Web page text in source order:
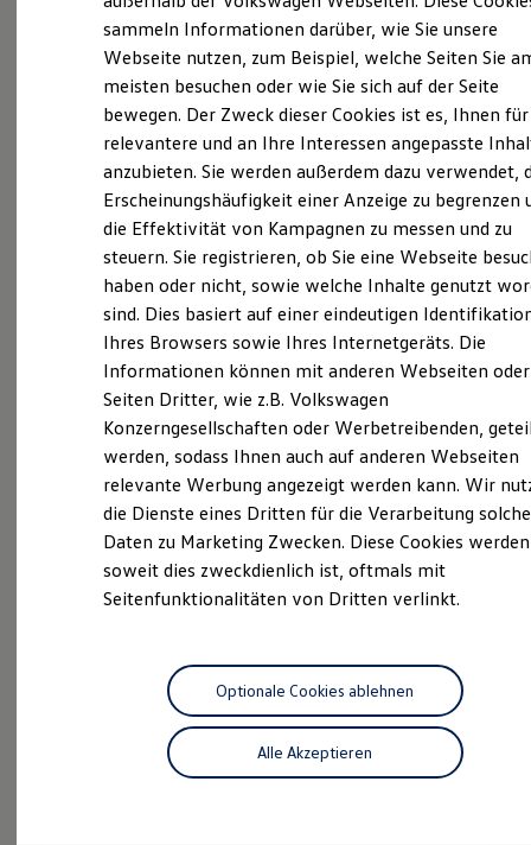
Economy Service
Räder & Reifen Service
Ersatzfahrzeuge
Notdienst und Pannenhilfe
Software, Konnektivität & Apps
California App
VW Connect für Ihren ID. Buzz
VW Connect für Ihren Transporter/Caravelle
VW Connect für Ihren Amarok
VW Connect für andere Modelle
Connect Pro
Fleet Interface Data
Multistop Pathfinder
Übersicht Software Updates
Hilfreiches für Besitzer
Fahrerassistenz- und Sicherheitssysteme
Kontrollleuchten
Kurzfahrprofile und Ölverdünnung
Batterieverordnung
XTL-Dieselkraftstoff
Ersatzteile und Betriebsflüssigkeiten
Original Zubehör und Lifestyle Produkte
myVolkswagen Business
Elektrisch & Autonom
Elektro - & Hybridfahrzeuge
Klimafreundlicher Strom
Ladezeitensimulator
Ladelösungen für Privatkunden
Ladelösungen für Gewerbekunden
Wallbox und Ladekabel
Bidirektionales Laden
Förderung & Kosten der Elektrofahrzeuge
Versprochen ist versprochen. Schon seit mehr als
135 Jahren überzeugt Knubel als Mobilitätspartner
mit Standorten in Münster und im Münsterland. Am
Standort Münster Süd hat sich viel getan. Das
Volkswagen Nutzfahrzeuge Zentrum ist in die
neugebaute Ausstellungshalle umgezogen und
präsentiert die neusten Volkswagen in einem
modernen Umfeld. Zum Standort Münster Süd finden
Sie hier die wichtigsten Infos, wie beispielsweise die
Öffnungszeiten, den Standort, unser Team oder
unsere Social Media Kanäle. Wir freuen uns auf Ihren
Besuch!
Das sind unsere Leistungen
NeuwagenNutzfahrzeuge
Neuwagen Caddy - Multivan -
California
Service
Volkswagen Economy
Zertifizierte
Gebrauchtwagen
sammeln Informationen darüber, wie Sie unsere
Webseite nutzen, zum Beispiel, welche Seiten Sie
meisten besuchen oder wie Sie sich auf der Seite
bewegen. Der Zweck dieser Cookies ist es, Ihnen für
relevantere und an Ihre Interessen angepasste
anzubieten. Sie werden außerdem dazu verwendet,
Erscheinungshäufigkeit einer Anzeige zu begrenzen
die Effektivität von Kampagnen zu messen und zu
steuern. Sie registrieren, ob Sie eine Webseite
haben oder nicht, sowie welche Inhalte genutzt
sind. Dies basiert auf einer eindeutigen
Ihres Browsers sowie Ihres Internetgeräts. Die
Informationen können mit anderen Webseiten oder
Seiten Dritter, wie z.B. Volkswagen
Konzerngesellschaften oder Werbetreibenden,
werden, sodass Ihnen auch auf anderen Webseiten
relevante Werbung angezeigt werden kann. Wir
die Dienste eines Dritten für die Verarbeitung
Daten zu Marketing Zwecken. Diese Cookies
soweit dies zweckdienlich ist, oftmals mit
Seitenfunktionalitäten von Dritten verlinkt.
Alle Akzeptieren
Optionale Cookies ablehnen